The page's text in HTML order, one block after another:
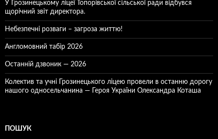
У Грозинецькому ліцеї Топорівської сільської ради відбувся
щорічний звіт директора.
Небезпечні розваги – загроза життю!
Англомовний табір 2026
Останній дзвоник — 2026
Колектив та учні Грозинецького ліцею провели в останню дорогу
нашого односельчанина — Героя України Олександра Коташа
ПОШУК